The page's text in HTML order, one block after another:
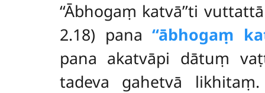
‘‘Ābhogaṃ katvā’’ti
2.18) pana‘‘ābhogaṃ
pana akatvāpi dātuṃ
tadeva gahetvā